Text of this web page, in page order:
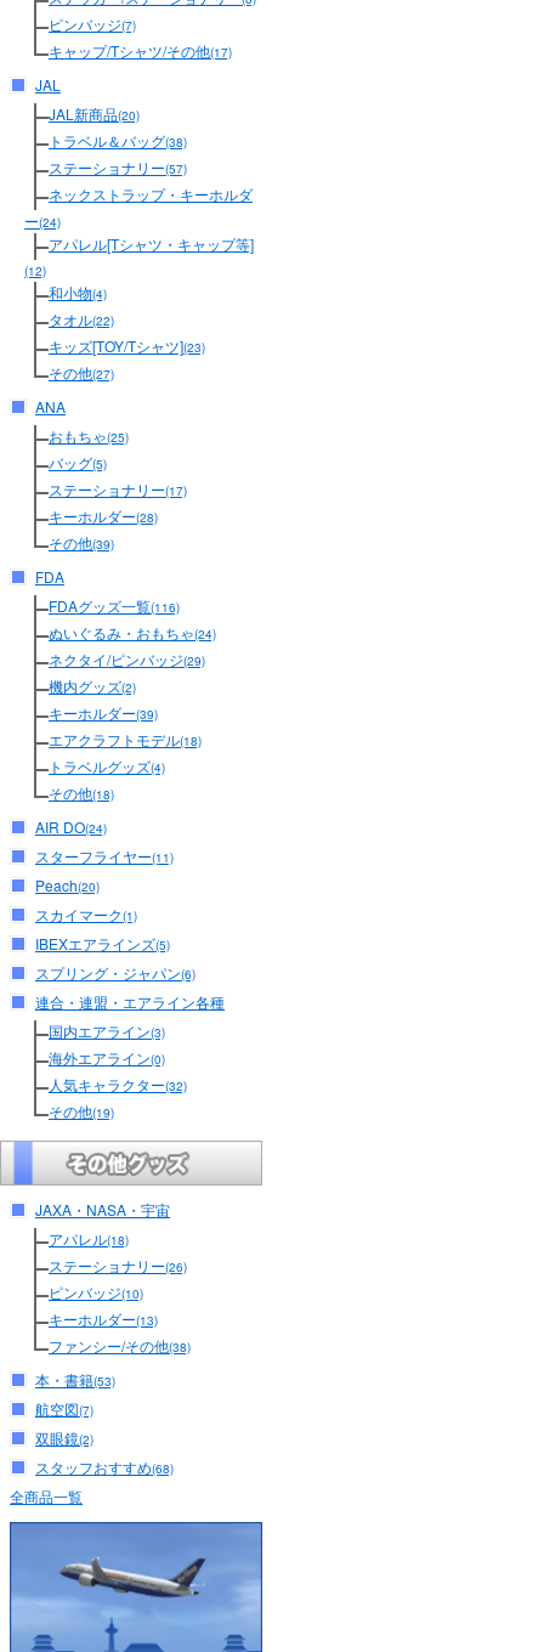
ピンバッジ(7)
キャップ/Tシャツ/その他(17)
JAL
JAL新商品(20)
トラベル＆バッグ(38)
ステーショナリー(57)
ネックストラップ・キーホルダ
ー(24)
アパレル[Tシャツ・キャップ等]
(12)
和小物(4)
タオル(22)
キッズ[TOY/Tシャツ](23)
その他(27)
ANA
おもちゃ(25)
バッグ(5)
ステーショナリー(17)
キーホルダー(28)
その他(39)
FDA
FDAグッズ一覧(116)
ぬいぐるみ・おもちゃ(24)
ネクタイ/ピンバッジ(29)
機内グッズ(2)
キーホルダー(39)
エアクラフトモデル(18)
トラベルグッズ(4)
その他(18)
AIR DO(24)
スターフライヤー(11)
Peach(20)
スカイマーク(1)
IBEXエアラインズ(5)
スプリング・ジャパン(6)
連合・連盟・エアライン各種
国内エアライン(3)
海外エアライン(0)
人気キャラクター(32)
その他(19)
JAXA・NASA・宇宙
アパレル(18)
ステーショナリー(26)
ピンバッジ(10)
キーホルダー(13)
ファンシー/その他(38)
本・書籍(53)
航空図(7)
双眼鏡(2)
スタッフおすすめ(68)
全商品一覧